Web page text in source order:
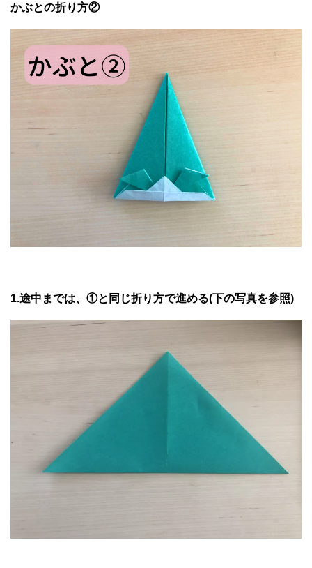
かぶとの折り方②
1.途中までは、①と同じ折り方で進める(下の写真を参照)